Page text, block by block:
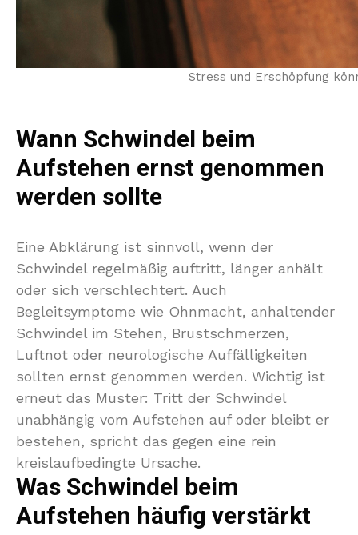
Stress und Erschöpfung
Wann Schwindel beim
Aufstehen ernst genommen
werden sollte
Eine Abklärung ist sinnvoll, wenn der
Schwindel regelmäßig auftritt, länger anhält
oder sich verschlechtert. Auch
Begleitsymptome wie Ohnmacht, anhaltender
Schwindel im Stehen, Brustschmerzen,
Luftnot oder neurologische Auffälligkeiten
sollten ernst genommen werden. Wichtig ist
erneut das Muster: Tritt der Schwindel
unabhängig vom Aufstehen auf oder bleibt er
bestehen, spricht das gegen eine rein
kreislaufbedingte Ursache.
Was Schwindel beim
Aufstehen häufig verstärkt